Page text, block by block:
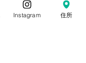
19：00（18：00）
19：00（18：00）
Instagram 住所